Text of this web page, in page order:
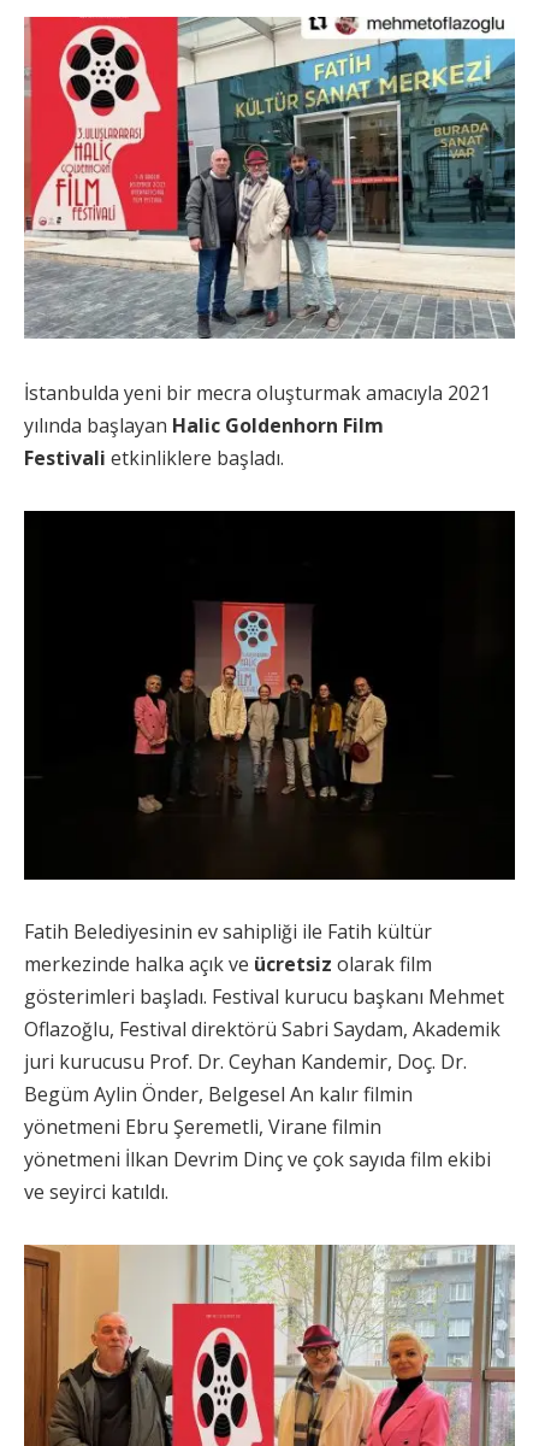
İstanbulda yeni bir mecra oluşturmak amacıyla 2021
yılında başlayan Halic Goldenhorn Film
Festivali etkinliklere başladı.
Fatih Belediyesinin ev sahipliği ile Fatih kültür
merkezinde halka açık ve ücretsiz olarak film
gösterimleri başladı. Festival kurucu başkanı Mehmet
Oflazoğlu, Festival direktörü Sabri Saydam, Akademik
juri kurucusu Prof. Dr. Ceyhan Kandemir, Doç. Dr.
Begüm Aylin Önder, Belgesel An kalır filmin
yönetmeni Ebru Şeremetli, Virane filmin
yönetmeni İlkan Devrim Dinç ve çok sayıda film ekibi
ve seyirci katıldı.